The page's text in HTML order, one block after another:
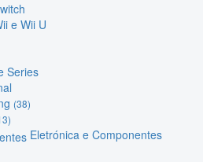
e Wii U
Series
(38)
Eletrónica e Componentes